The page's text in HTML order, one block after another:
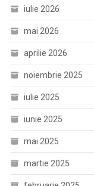
iulie 2026
mai 2026
aprilie 2026
noiembrie 2025
iulie 2025
iunie 2025
mai 2025
martie 2025